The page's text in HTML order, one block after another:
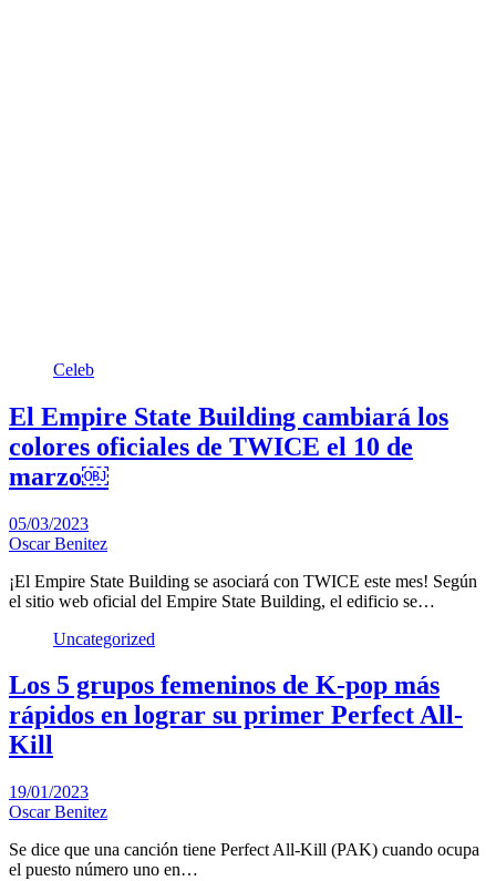
Celeb
El Empire State Building cambiará los
colores oficiales de TWICE el 10 de
marzo￼
05/03/2023
Oscar Benitez
¡El Empire State Building se asociará con TWICE este mes! Según
el sitio web oficial del Empire State Building, el edificio se…
Uncategorized
Los 5 grupos femeninos de K-pop más
rápidos en lograr su primer Perfect All-
Kill
19/01/2023
Oscar Benitez
Se dice que una canción tiene Perfect All-Kill (PAK) cuando ocupa
el puesto número uno en…